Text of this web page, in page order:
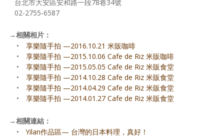
台北市大安區安和路一段78巷34號
02-2755-6587
→相關相片：
•
享樂隨手拍 —2016.10.21 米販咖啡
•
享樂隨手拍 —2015.10.06 Cafe de Riz 米販咖啡
•
享樂隨手拍 —2015.05.05 Cafe de Riz 米販食堂
•
享樂隨手拍 —2014.10.28 Cafe de Riz 米販食堂
•
享樂隨手拍 —2014.04.29 Cafe de Riz 米販食堂
•
享樂隨手拍 —2014.01.27 Cafe de Riz 米販食堂
→相關連結：
•
Yilan作品區— 台灣的日本料理，真好！